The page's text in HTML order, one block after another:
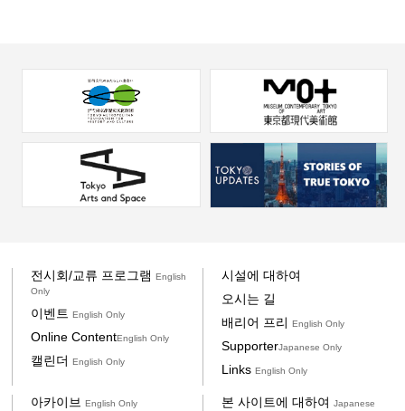
전시회/교류 프로그램English
Only
이벤트English Only
Online ContentEnglish Only
캘린더English Only
시설에 대하여
오시는 길
배리어 프리 English Only
SupporterJapanese Only
Links English Only
아카이브English Only 본 사이트에 대하여 Japanese